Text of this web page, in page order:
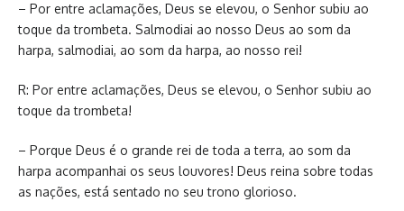
– Por entre aclamações, Deus se elevou, o Senhor subiu ao
toque da trombeta. Salmodiai ao nosso Deus ao som da
harpa, salmodiai, ao som da harpa, ao nosso rei!
R: Por entre aclamações, Deus se elevou, o Senhor subiu ao
toque da trombeta!
– Porque Deus é o grande rei de toda a terra, ao som da
harpa acompanhai os seus louvores! Deus reina sobre todas
as nações, está sentado no seu trono glorioso.